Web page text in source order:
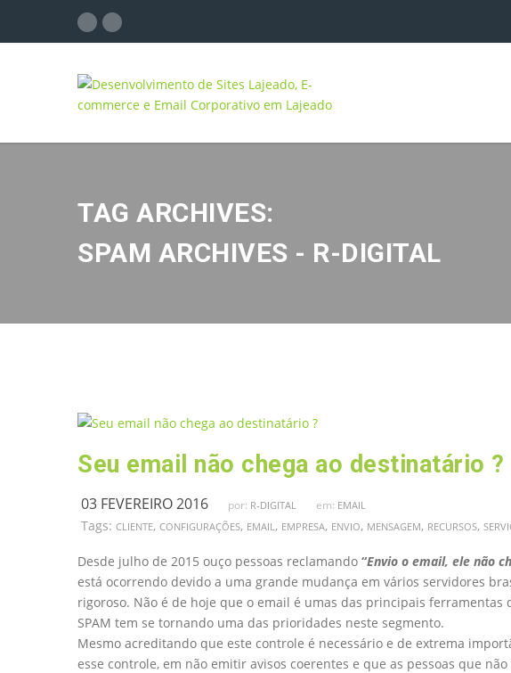
TAG ARCHIVES:
SPAM ARCHIVES - R-DIGITAL
Seu email não chega ao destinatário ?
03 FEVEREIRO 2016 por: R-DIGITAL em: EMAIL
Tags: CLIENTE, CONFIGURAÇÕES, EMAIL , EMPRESA, ENVIO, MENSAGEM, RECURSOS,
Desde julho de 2015 ouço pessoas reclamando “Envio o email, ele não
está ocorrendo devido a uma grande mudança em vários servidores
rigoroso. Não é de hoje que o email é umas das principais
SPAM tem se tornando uma das prioridades neste segmento.
Mesmo acreditando que este controle é necessário e de extrema
esse controle, em não emitir avisos coerentes e que as pessoas que